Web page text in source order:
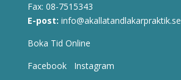
Fax: 08-7515343
E-post: info@akallatandlakarpraktik.se
Boka Tid Online
Facebook
Instagram